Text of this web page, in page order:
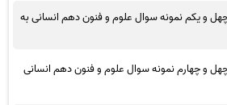
چهل و یکم نمونه سوال علوم و فنون دهم انسانی به
چهل و چهارم نمونه سوال علوم و فنون دهم انسانی